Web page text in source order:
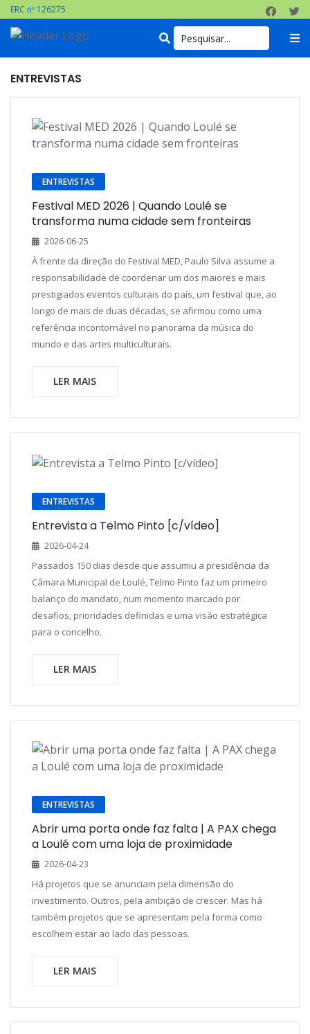
ERC nº 126275
ENTREVISTAS
ENTREVISTAS
Festival MED 2026 | Quando Loulé se
transforma numa cidade sem fronteiras
2026-06-25
À frente da direção do Festival MED, Paulo Silva assume a
responsabilidade de coordenar um dos maiores e mais
prestigiados eventos culturais do país, um festival que, ao
longo de mais de duas décadas, se afirmou como uma
referência incontornável no panorama da música do
mundo e das artes multiculturais.
LER MAIS
ENTREVISTAS
Entrevista a Telmo Pinto [c/vídeo]
2026-04-24
Passados 150 dias desde que assumiu a presidência da
Câmara Municipal de Loulé, Telmo Pinto faz um primeiro
balanço do mandato, num momento marcado por
desafios, prioridades definidas e uma visão estratégica
para o concelho.
LER MAIS
ENTREVISTAS
Abrir uma porta onde faz falta | A PAX chega
a Loulé com uma loja de proximidade
2026-04-23
Há projetos que se anunciam pela dimensão do
investimento. Outros, pela ambição de crescer. Mas há
também projetos que se apresentam pela forma como
escolhem estar ao lado das pessoas.
LER MAIS